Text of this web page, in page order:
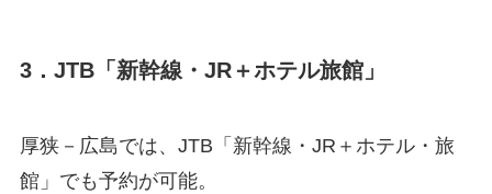
3．JTB「新幹線・JR＋ホテル旅館」
厚狭－広島では、JTB「新幹線・JR＋ホテル・旅
館」でも予約が可能。